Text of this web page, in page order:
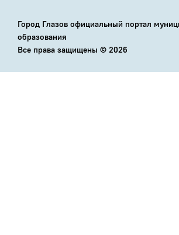
Город Глазов официальный портал
образования
Все права защищены © 2026